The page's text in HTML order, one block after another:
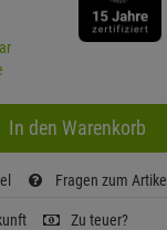
In den Warenkorb
Fragen zum Artikel
Zu teuer?